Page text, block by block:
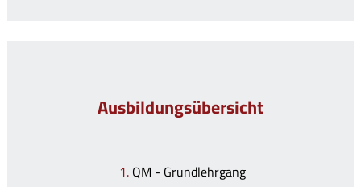
Ausbildungsübersicht
QM - Grundlehrgang